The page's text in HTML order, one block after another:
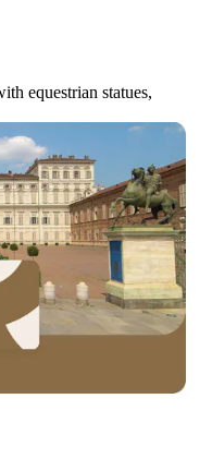
equestrian statues,